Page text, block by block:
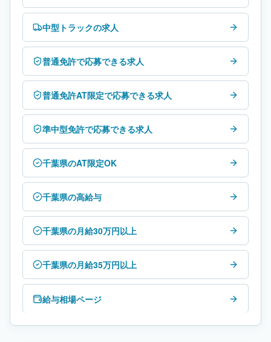
中型トラックの求人
普通免許で応募できる求人
普通免許AT限定で応募できる求人
準中型免許で応募できる求人
千葉県のAT限定OK
千葉県の高給与
千葉県の月給30万円以上
千葉県の月給35万円以上
給与相場ページ